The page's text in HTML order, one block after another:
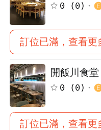
0 (0 )
訂位已滿，查看更
開飯川食
0 (0 )
訂位已滿，查看更